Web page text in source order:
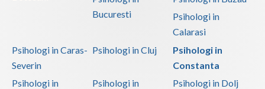
Bucuresti
Psihologi in
Calarasi
Psihologi in Caras-
Severin
Psihologi in Cluj
Psihologi in
Constanta
Psihologi in
Psihologi in
Psihologi in Dolj